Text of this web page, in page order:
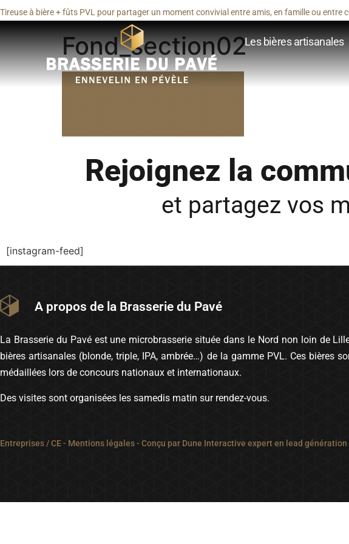
Tireuse à bière + fûts PVL pour partager un moment convivial entre amis, en famille ou entre
Les bières artisanales
Fond_section02
Rejoignez la
et partagez vos
[instagram-feed]
A propos de la Brasserie du Pavé
La Brasserie du Pavé est une microbrasserie située dans le Nord non loin de
bières artisanales (blonde, triple, IPA, ambrée…) de la gamme PVL. Ces bières
médaillées lors de concours nationaux et internationaux.
Des visites sont organisées les samedis matin sur rendez-vous.
Entreprises / CE- Mentions légales- Conçu par Dune Interactive expert en lead génération